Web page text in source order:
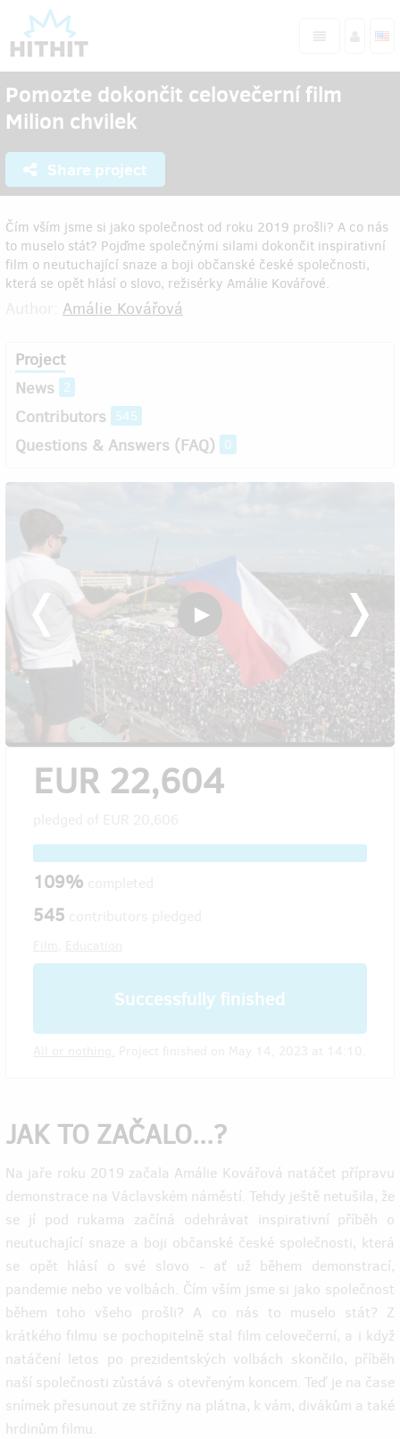
Pomozte dokončit celovečerní film
Milion chvilek
Share project
Čím vším jsme si jako společnost od roku 2019 prošli? A co nás
to muselo stát? Pojďme společnými silami dokončit inspirativní
film o neutuchající snaze a boji občanské české společnosti,
která se opět hlásí o slovo, režisérky Amálie Kovářové.
Amálie Kovářová
Project
News
2
Contributors 545
Questions & Answers (FAQ) 0
EUR 22,604
109%
545
Successfully finished
JAK TO ZAČALO...?
Na jaře roku 2019 začala Amálie Kovářová natáčet přípravu
demonstrace na Václavském náměstí. Tehdy ještě netušila, že
se jí pod rukama začíná odehrávat inspirativní příběh o
neutuchající snaze a boji občanské české společnosti, která
se opět hlásí o své slovo - ať už během demonstrací,
pandemie nebo ve volbách. Čím vším jsme si jako společnost
během toho všeho prošli? A co nás to muselo stát? Z
krátkého filmu se pochopitelně stal film celovečerní, a i když
natáčení letos po prezidentských volbách skončilo, příběh
naší společnosti zůstává s otevřeným koncem. Teď je na čase
snímek přesunout ze střižny na plátna, k vám, divákům a také
hrdinům filmu.